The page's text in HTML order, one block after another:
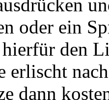
oder ein
hierfür den
erlischt
dann